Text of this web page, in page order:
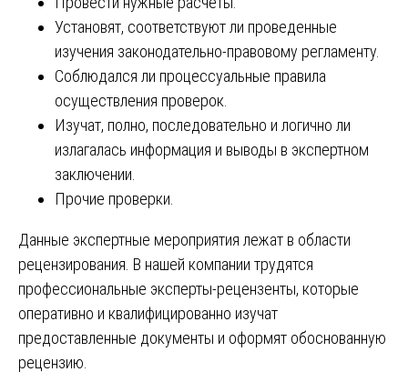
Установят, соответствуют ли проведенные
изучения законодательно-правовому регламенту.
Соблюдался ли процессуальные правила
осуществления проверок.
Изучат, полно, последовательно и логично ли
излагалась информация и выводы в экспертном
заключении.
Прочие проверки.
Данные экспертные мероприятия лежат в области
рецензирования. В нашей компании трудятся
профессиональные эксперты-рецензенты, которые
оперативно и квалифицированно изучат
предоставленные документы и оформят обоснованную
рецензию.